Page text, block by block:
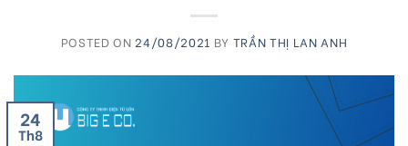
POSTED ON 24/08/2021 BY TRẦN THỊ LAN ANH
24
Th8